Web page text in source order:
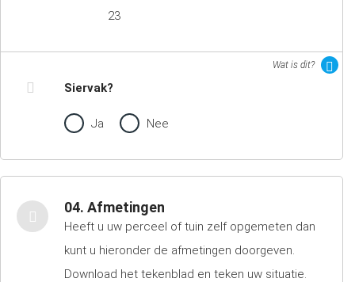
23
Wat is dit?
Siervak?
Ja Nee
04. Afmetingen
Heeft u uw perceel of tuin zelf opgemeten dan
kunt u hieronder de afmetingen doorgeven.
Download het tekenblad en teken uw situatie.